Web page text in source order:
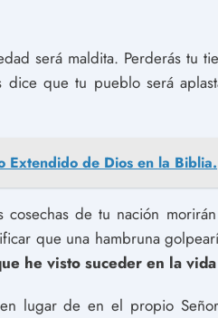
será maldita. Perderás tu
que tu pueblo será
Extendido de Dios en la Biblia.
de tu nación
que una hambruna
he visto suceder en la
lugar de en el propio